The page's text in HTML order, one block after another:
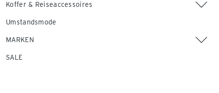
Koffer & Reiseaccessoires
Umstandsmode
MARKEN
SALE